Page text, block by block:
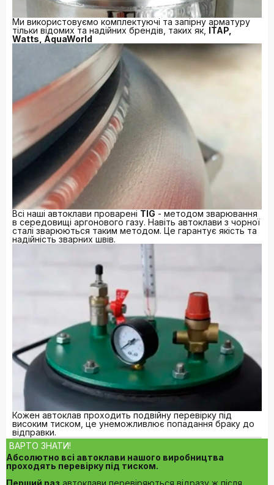
Ми використовуємо комплектуючі та запірну арматуру
тільки відомих та надійних брендів, таких як, ITAP,
Watts, AquaWorld
Всі наші автоклави проварені TIG - методом зварювання
в середовищі аргонового газу. Навіть автоклави з чорної
сталі зварюються таким методом. Це гарантує якість та
надійність зварних швів.
Кожен автоклав проходить подвійну перевірку під
високим тиском, це унеможливлює попадання браку до
відправки.
ВАРТО ЗНАТИ!
Абсолютно всі автоклави нашого виробництва
проходять перевірку під тиском.